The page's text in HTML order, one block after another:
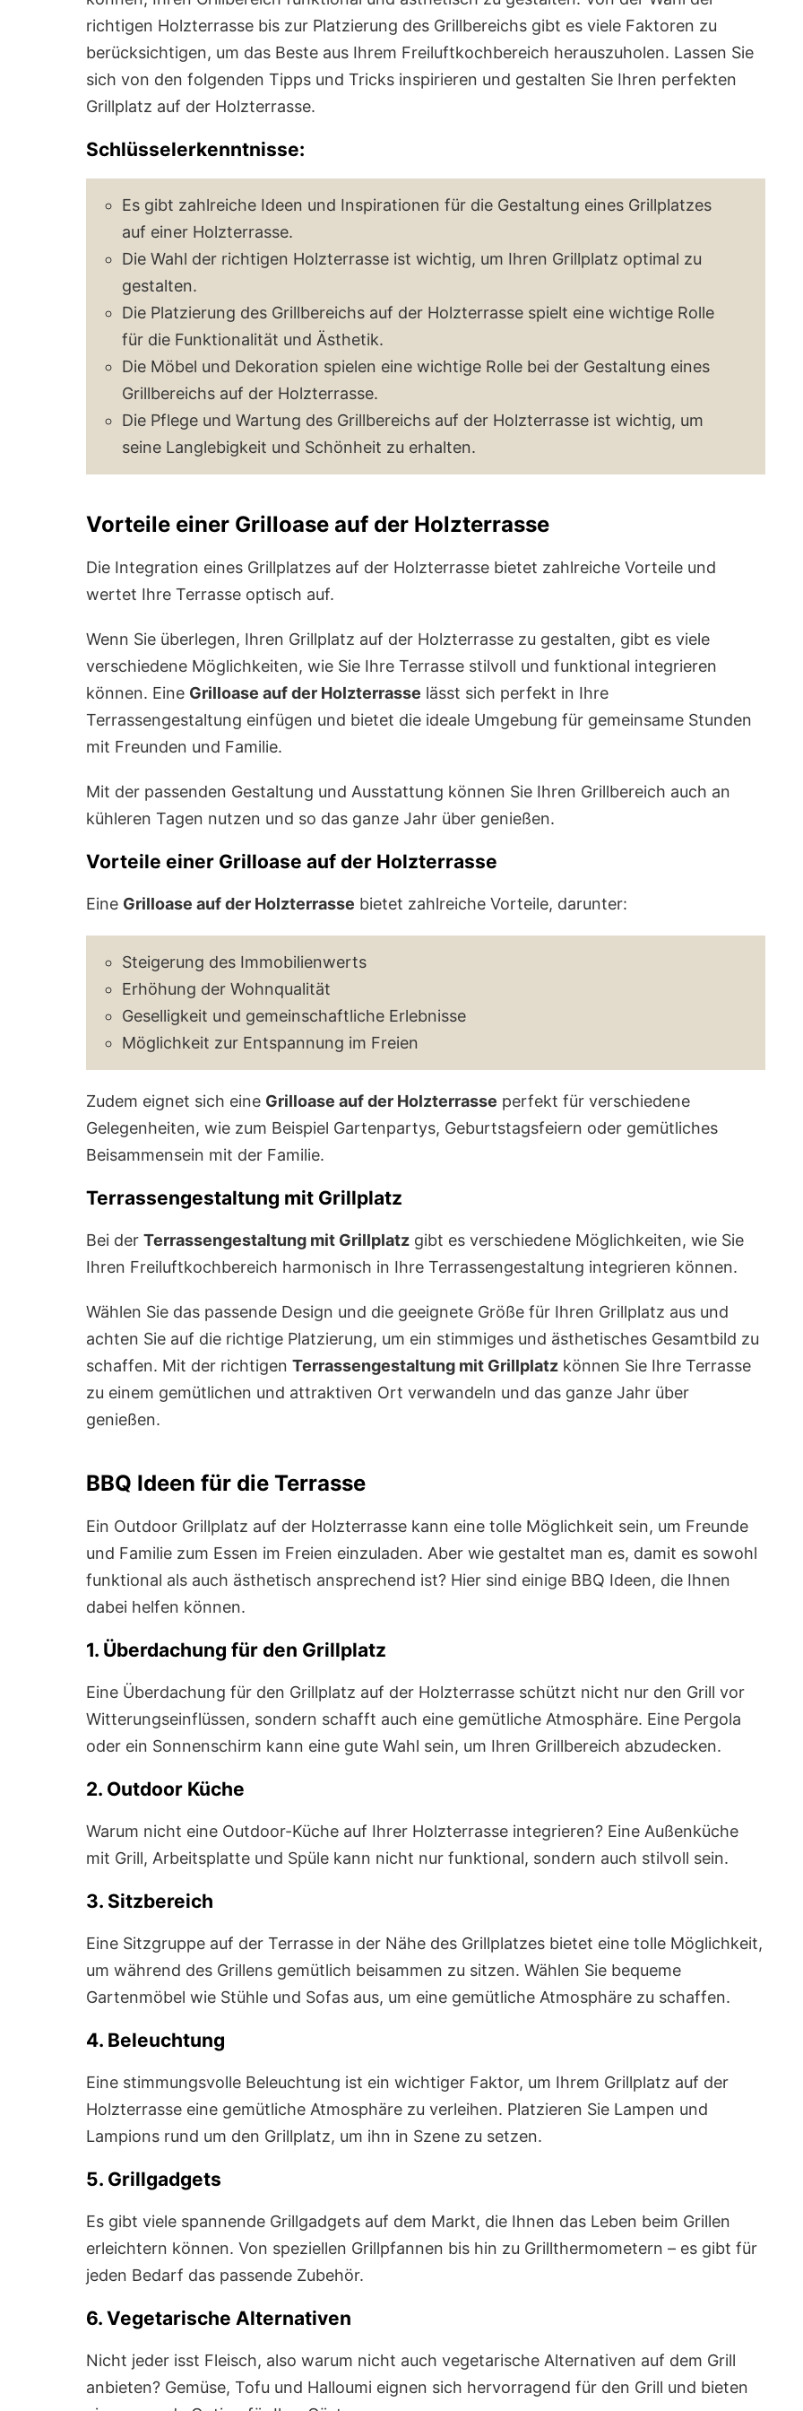
richtigen Holzterrasse bis zur Platzierung des Grillbereichs gibt es viele Faktoren zu
berücksichtigen, um das Beste aus Ihrem Freiluftkochbereich herauszuholen. Lassen Sie
sich von den folgenden Tipps und Tricks inspirieren und gestalten Sie Ihren perfekten
Grillplatz auf der Holzterrasse.
Schlüsselerkenntnisse:
Es gibt zahlreiche Ideen und Inspirationen für die Gestaltung eines Grillplatzes
auf einer Holzterrasse.
Die Wahl der richtigen Holzterrasse ist wichtig, um Ihren Grillplatz optimal zu
gestalten.
Die Platzierung des Grillbereichs auf der Holzterrasse spielt eine wichtige Rolle
für die Funktionalität und Ästhetik.
Die Möbel und Dekoration spielen eine wichtige Rolle bei der Gestaltung eines
Grillbereichs auf der Holzterrasse.
Die Pflege und Wartung des Grillbereichs auf der Holzterrasse ist wichtig, um
seine Langlebigkeit und Schönheit zu erhalten.
Vorteile einer Grilloase auf der Holzterrasse
Die Integration eines Grillplatzes auf der Holzterrasse bietet zahlreiche Vorteile und
wertet Ihre Terrasse optisch auf.
Wenn Sie überlegen, Ihren Grillplatz auf der Holzterrasse zu gestalten, gibt es viele
verschiedene Möglichkeiten, wie Sie Ihre Terrasse stilvoll und funktional integrieren
können. Eine Grilloase auf der Holzterrasse lässt sich perfekt in Ihre
Terrassengestaltung einfügen und bietet die ideale Umgebung für gemeinsame Stunden
mit Freunden und Familie.
Mit der passenden Gestaltung und Ausstattung können Sie Ihren Grillbereich auch an
kühleren Tagen nutzen und so das ganze Jahr über genießen.
Vorteile einer Grilloase auf der Holzterrasse
Eine Grilloase auf der Holzterrasse bietet zahlreiche Vorteile, darunter:
Steigerung des Immobilienwerts
Erhöhung der Wohnqualität
Geselligkeit und gemeinschaftliche Erlebnisse
Möglichkeit zur Entspannung im Freien
Zudem eignet sich eine Grilloase auf der Holzterrasse perfekt für verschiedene
Gelegenheiten, wie zum Beispiel Gartenpartys, Geburtstagsfeiern oder gemütliches
Beisammensein mit der Familie.
Terrassengestaltung mit Grillplatz
Bei der Terrassengestaltung mit Grillplatz gibt es verschiedene Möglichkeiten, wie Sie
Ihren Freiluftkochbereich harmonisch in Ihre Terrassengestaltung integrieren können.
Wählen Sie das passende Design und die geeignete Größe für Ihren Grillplatz aus und
achten Sie auf die richtige Platzierung, um ein stimmiges und ästhetisches Gesamtbild zu
schaffen. Mit der richtigen Terrassengestaltung mit Grillplatz können Sie Ihre Terrasse
zu einem gemütlichen und attraktiven Ort verwandeln und das ganze Jahr über
genießen.
BBQ Ideen für die Terrasse
Ein Outdoor Grillplatz auf der Holzterrasse kann eine tolle Möglichkeit sein, um Freunde
und Familie zum Essen im Freien einzuladen. Aber wie gestaltet man es, damit es sowohl
funktional als auch ästhetisch ansprechend ist? Hier sind einige BBQ Ideen, die Ihnen
dabei helfen können.
1. Überdachung für den Grillplatz
Eine Überdachung für den Grillplatz auf der Holzterrasse schützt nicht nur den Grill vor
Witterungseinflüssen, sondern schafft auch eine gemütliche Atmosphäre. Eine Pergola
oder ein Sonnenschirm kann eine gute Wahl sein, um Ihren Grillbereich abzudecken.
2. Outdoor Küche
Warum nicht eine Outdoor-Küche auf Ihrer Holzterrasse integrieren? Eine Außenküche
mit Grill, Arbeitsplatte und Spüle kann nicht nur funktional, sondern auch stilvoll sein.
3. Sitzbereich
Eine Sitzgruppe auf der Terrasse in der Nähe des Grillplatzes bietet eine tolle Möglichkeit,
um während des Grillens gemütlich beisammen zu sitzen. Wählen Sie bequeme
Gartenmöbel wie Stühle und Sofas aus, um eine gemütliche Atmosphäre zu schaffen.
4. Beleuchtung
Eine stimmungsvolle Beleuchtung ist ein wichtiger Faktor, um Ihrem Grillplatz auf der
Holzterrasse eine gemütliche Atmosphäre zu verleihen. Platzieren Sie Lampen und
Lampions rund um den Grillplatz, um ihn in Szene zu setzen.
5. Grillgadgets
Es gibt viele spannende Grillgadgets auf dem Markt, die Ihnen das Leben beim Grillen
erleichtern können. Von speziellen Grillpfannen bis hin zu Grillthermometern – es gibt für
jeden Bedarf das passende Zubehör.
6. Vegetarische Alternativen
Nicht jeder isst Fleisch, also warum nicht auch vegetarische Alternativen auf dem Grill
anbieten? Gemüse, Tofu und Halloumi eignen sich hervorragend für den Grill und bieten